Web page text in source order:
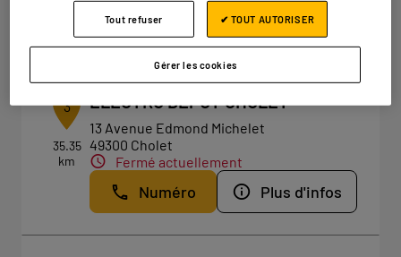
Numéro Plus d'infos
3
35.35
km
ELECTRO DEPOT CHOLET
13 Avenue Edmond Michelet
49300 Cholet
Fermé actuellement
Numéro Plus d'infos
Gérer les cookies
Tout refuser ✔ TOUT AUTORISER